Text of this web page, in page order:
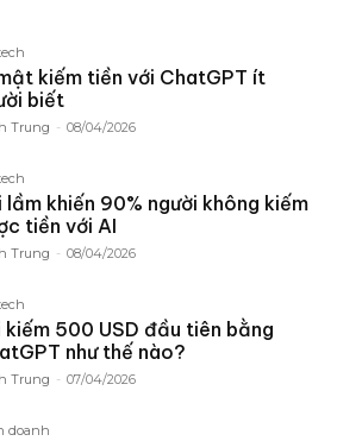
kiếm tiền với ChatGPT ít
biết
Trung - 08/04/2026
lầm khiến 90% người không kiếm
tiền với AI
Trung - 08/04/2026
kiếm 500 USD đầu tiên bằng
như thế nào?
Trung - 07/04/2026
doanh